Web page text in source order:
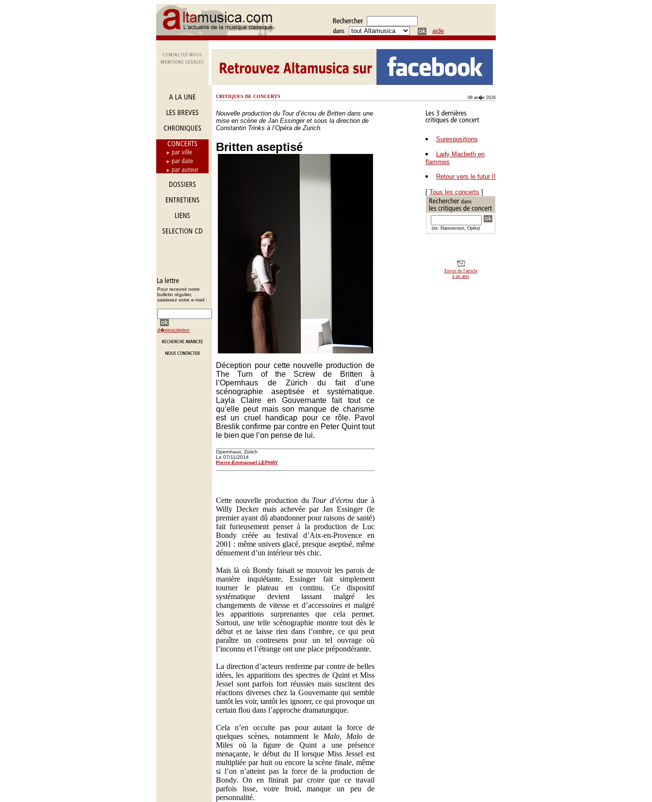
aide
Pour recevoir notre
bulletin régulier,
saisissez votre e-mail :
d�sinscription
CRITIQUES DE CONCERTS 08 ao�t 2026
Nouvelle production du Tour d’écrou de Britten dans une
mise en scène de Jan Essinger et sous la direction de
Constantin Trinks à l’Opéra de Zurich.
Britten aseptisé
Déception pour cette nouvelle production de
The Turn of the Screw de Britten à
l’Opernhaus de Zürich du fait d’une
scénographie aseptisée et systématique.
Layla Claire en Gouvernante fait tout ce
qu’elle peut mais son manque de charisme
est un cruel handicap pour ce rôle. Pavol
Breslik confirme par contre en Peter Quint tout
le bien que l’on pense de lui.
Opernhaus, Zürich
Le 07/11/2014
Pierre-Emmanuel LEPHAY
Surexpositions
Lady Macbeth en
flammes
Retour vers le futur II
[ Tous les concerts ]
(ex: Harnoncourt, Opéra)
Envoi de l'article
à un ami
Cette nouvelle production du Tour d’écrou due à
Willy Decker mais achevée par Jan Essinger (le
premier ayant dû abandonner pour raisons de santé)
fait furieusement penser à la production de Luc
Bondy créée au festival d’Aix-en-Provence en
2001 : même univers glacé, presque aseptisé, même
dénuement d’un intérieur très chic.
Mais là où Bondy faisait se mouvoir les parois de
manière inquiétante, Essinger fait simplement
tourner le plateau en continu. Ce dispositif
systématique devient lassant malgré les
changements de vitesse et d’accessoires et malgré
les apparitions surprenantes que cela permet.
Surtout, une telle scénographie montre tout dès le
début et ne laisse rien dans l’ombre, ce qui peut
paraître un contresens pour un tel ouvrage où
l’inconnu et l’étrange ont une place prépondérante.
La direction d’acteurs renferme par contre de belles
idées, les apparitions des spectres de Quint et Miss
Jessel sont parfois fort réussies mais suscitent des
réactions diverses chez la Gouvernante qui semble
tantôt les voir, tantôt les ignorer, ce qui provoque un
certain flou dans l’approche dramaturgique.
Cela n’en occulte pas pour autant la force de
quelques scènes, notamment le Malo, Malo de
Miles où la figure de Quint a une présence
menaçante, le début du II lorsque Miss Jessel est
multipliée par huit ou encore la scène finale, même
si l’on n’atteint pas la force de la production de
Bondy. On en finirait par croire que ce travail
parfois lisse, voire froid, manque un peu de
personnalité.